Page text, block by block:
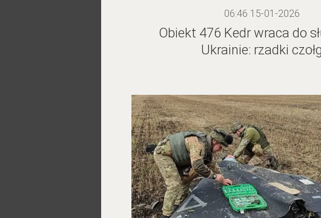
06:46 15-01-2026
Obiekt 476 Kedr wraca do
Ukrainie: rzadki czołg